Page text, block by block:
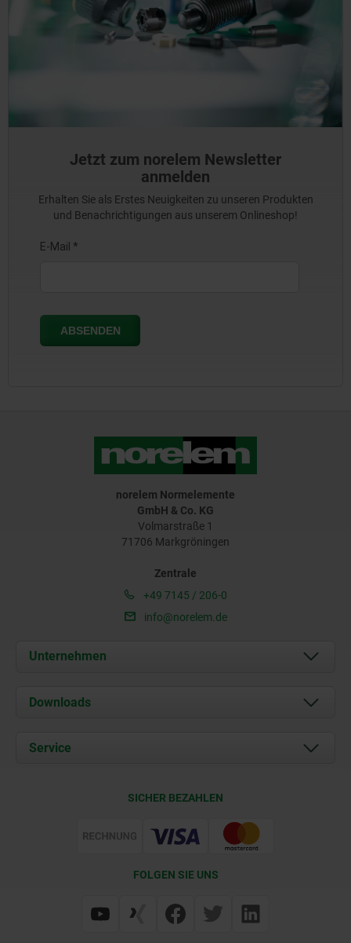
Jetzt zum norelem Newsletter
anmelden
Erhalten Sie als Erstes Neuigkeiten zu unseren Produkten
und Benachrichtigungen aus unserem Onlineshop!
norelem Normelemente
GmbH & Co. KG
Volmarstraße 1
71706 Markgröningen
Zentrale
+49 7145 / 206-0
info@norelem.de
Unternehmen
Über uns
Karriere
Downloads
Service
Web Support
SICHER BEZAHLEN
FOLGEN SIE UNS